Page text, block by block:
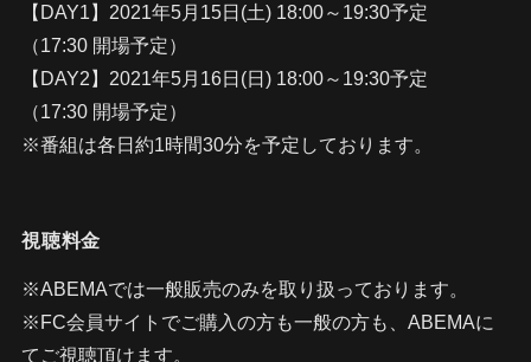
【DAY1】2021年5月15日(土) 18:00～19:30予定
（17:30 開場予定）
【DAY2】2021年5月16日(日) 18:00～19:30予定
（17:30 開場予定）
※番組は各日約1時間30分を予定しております。
視聴料金
※ABEMAでは一般販売のみを取り扱っております。
※FC会員サイトでご購入の方も一般の方も、ABEMAに
てご視聴頂けます。